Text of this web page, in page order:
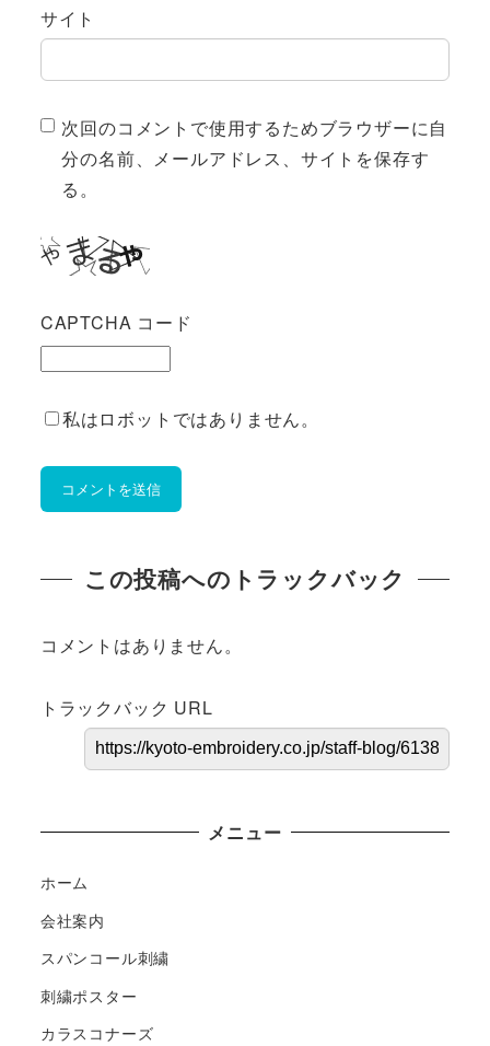
サイト
次回のコメントで使用するためブラウザーに自
分の名前、メールアドレス、サイトを保存す
る。
CAPTCHA コード
私はロボットではありません。
この投稿へのトラックバック
コメントはありません。
トラックバック URL
メニュー
ホーム
会社案内
スパンコール刺繍
刺繍ポスター
カラスコナーズ